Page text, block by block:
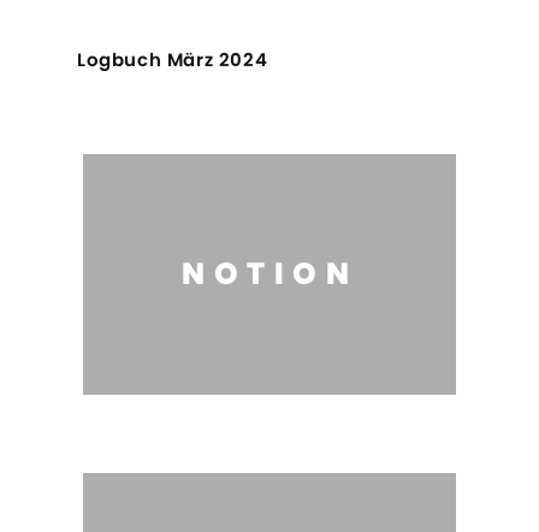
Logbuch März 2024
NOTION